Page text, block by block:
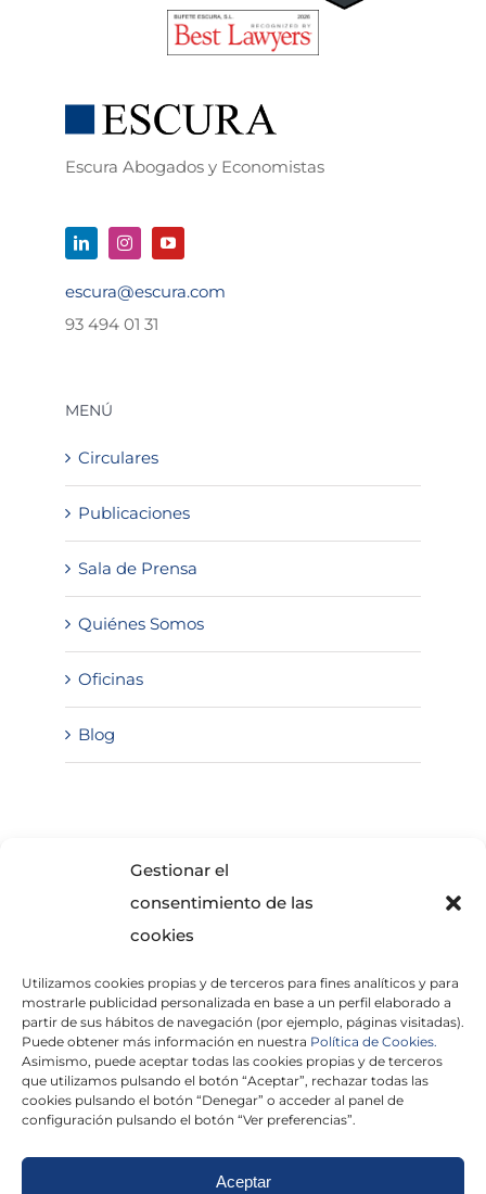
Gestionar el
consentimiento de las
cookies
Utilizamos cookies propias y de terceros para fines analíticos y para
mostrarle publicidad personalizada en base a un perfil elaborado a
partir de sus hábitos de navegación (por ejemplo, páginas visitadas).
Puede obtener más información en nuestra Política de Cookies.
Asimismo, puede aceptar todas las cookies propias y de terceros
que utilizamos pulsando el botón “Aceptar”, rechazar todas las
cookies pulsando el botón “Denegar” o acceder al panel de
configuración pulsando el botón “Ver preferencias”.
Aceptar
Escura Abogados y Economistas
escura@escura.com
93 494 01 31
MENÚ
Circulares
Publicaciones
Sala de Prensa
Quiénes Somos
Oficinas
Blog
He leído y acepto laPolítica de Privacidad